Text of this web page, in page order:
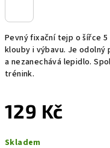
Pevný fixační tejp o šířce
klouby i výbavu. Je odolný
a nezanechává lepidlo.
trénink.
129 Kč
cena:
Skladem